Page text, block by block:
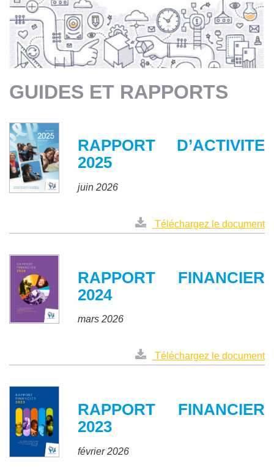
GUIDES ET RAPPORTS
RAPPORT D’ACTIVITE
2025
juin 2026
Téléchargez le document
RAPPORT FINANCIER
2024
mars 2026
Téléchargez le document
RAPPORT FINANCIER
2023
février 2026